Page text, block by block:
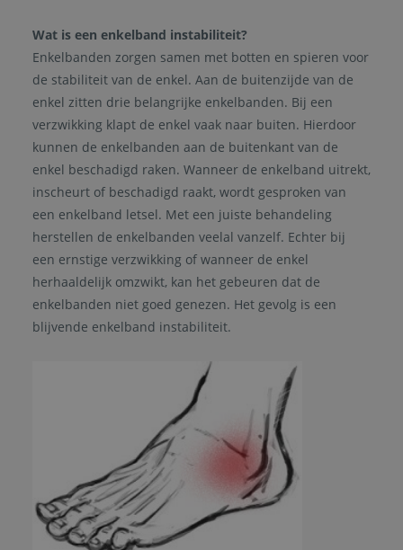
Wat is een enkelband instabiliteit?
Enkelbanden zorgen samen met botten en spieren voor
de stabiliteit van de enkel. Aan de buitenzijde van de
enkel zitten drie belangrijke enkelbanden. Bij een
verzwikking klapt de enkel vaak naar buiten. Hierdoor
kunnen de enkelbanden aan de buitenkant van de
enkel beschadigd raken. Wanneer de enkelband uitrekt,
inscheurt of beschadigd raakt, wordt gesproken van
een enkelband letsel. Met een juiste behandeling
herstellen de enkelbanden veelal vanzelf. Echter bij
een ernstige verzwikking of wanneer de enkel
herhaaldelijk omzwikt, kan het gebeuren dat de
enkelbanden niet goed genezen. Het gevolg is een
blijvende enkelband instabiliteit.